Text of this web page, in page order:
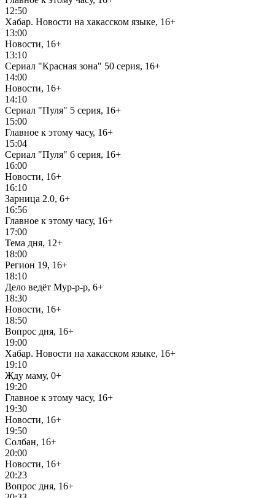
12:50
Хабар. Новости на хакасском языке, 16+
13:00
Новости, 16+
13:10
Сериал "Красная зона" 50 серия, 16+
14:00
Новости, 16+
14:10
Сериал "Пуля" 5 серия, 16+
15:00
Главное к этому часу, 16+
15:04
Сериал "Пуля" 6 серия, 16+
16:00
Новости, 16+
16:10
Зарница 2.0, 6+
16:56
Главное к этому часу, 16+
17:00
Тема дня, 12+
18:00
Регион 19, 16+
18:10
Дело ведёт Мур-р-р, 6+
18:30
Новости, 16+
18:50
Вопрос дня, 16+
19:00
Хабар. Новости на хакасском языке, 16+
19:10
Жду маму, 0+
19:20
Главное к этому часу, 16+
19:30
Новости, 16+
19:50
Солбан, 16+
20:00
Новости, 16+
20:23
Вопрос дня, 16+